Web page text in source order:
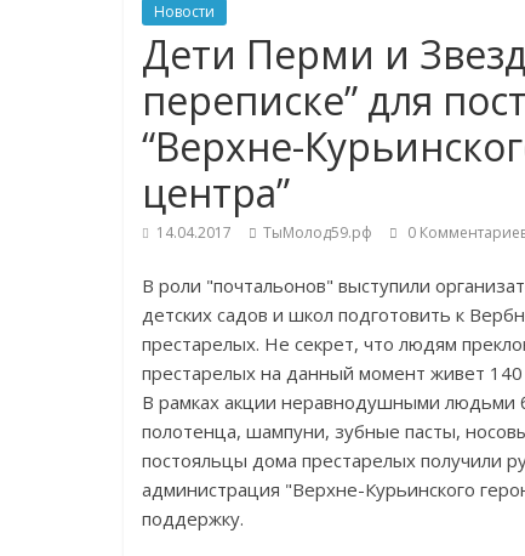
Новости
Дети Перми и
переписке” для
“Верхне-
центра”
14.04.2017 ТыМолод59.рф 0
В роли "почтальонов" выступили
детских садов и школ подготовить к
престарелых. Не секрет, что людям
престарелых на данный момент живет
В рамках акции неравнодушными
полотенца, шампуни, зубные пасты,
постояльцы дома престарелых получили
администрация "Верхне-Курьинского
поддержку.